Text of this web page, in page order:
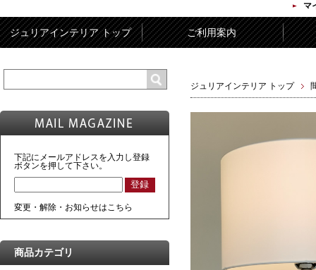
マ
ジュリアインテリア トップ ご利用案内
ジュリアインテリア トップ
下記にメールアドレスを入力し登録
ボタンを押して下さい。
変更・解除・お知らせはこちら
商品カテゴリ